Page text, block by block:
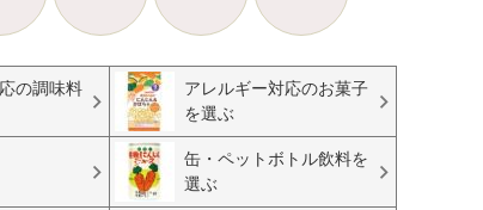
の調味料
アレルギー対応のお菓子
を選ぶ
缶・ペットボトル飲料を
選ぶ